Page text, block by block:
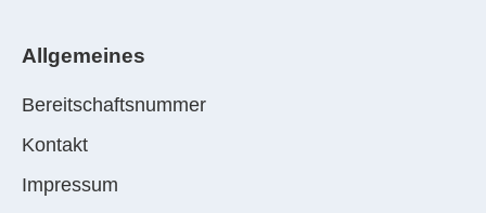
Allgemeines
Bereitschaftsnummer
Kontakt
Impressum